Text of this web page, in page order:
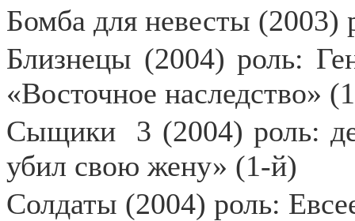
Бомба для невесты (2003)
Близнецы (2004) роль:
«Восточное наследство»
Сыщики
3 (2004) роль:
убил свою жену» (1-й)
Солдаты (2004) роль: